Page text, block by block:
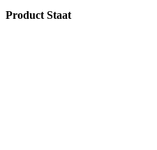
Product Staat